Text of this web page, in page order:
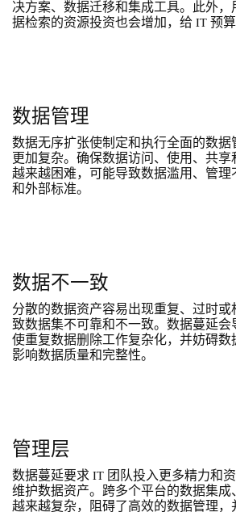
决方案、数据迁移和集成工具。此外，
据检索的资源投资也会增加，给 IT 预算
数据管理
数据无序扩张使制定和执行全面的数
更加复杂。确保数据访问、使用、共
越来越困难，可能导致数据滥用、管理
和外部标准。
数据不一致
分散的数据资产容易出现重复、过时
致数据集不可靠和不一致。数据蔓延会
使重复数据删除工作复杂化，并妨碍数
影响数据质量和完整性。
管理层
数据蔓延要求 IT 团队投入更多精力和
维护数据资产。跨多个平台的数据集成
越来越复杂，阻碍了高效的数据管理，